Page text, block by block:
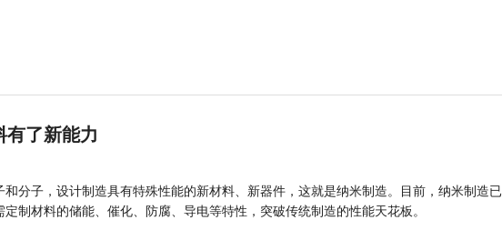
有了新能力
分子，设计制造具有特殊性能的新材料、新器件，这就是纳米制造。目前，纳米制造
制材料的储能、催化、防腐、导电等特性，突破传统制造的性能天花板。